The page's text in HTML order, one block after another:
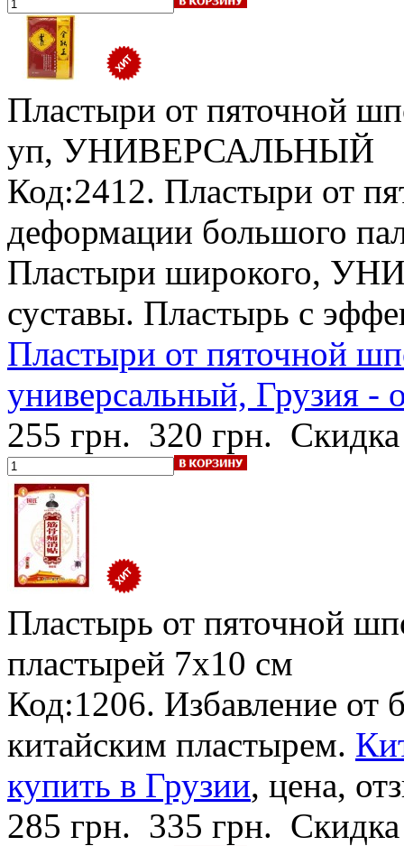
Пластыри от пяточной
уп, УНИВЕРСАЛЬНЫЙ
Код:2412. Пластыри от
деформации большого
Пластыри широкого,
суставы. Пластырь с
Пластыри от пяточной
универсальный, Грузия -
255 грн. 320 грн.
Пластырь от пяточной
пластырей 7х10 см
Код:1206. Избавление от
китайским пластырем.
купить в Грузии, цена,
285 грн. 335 грн.